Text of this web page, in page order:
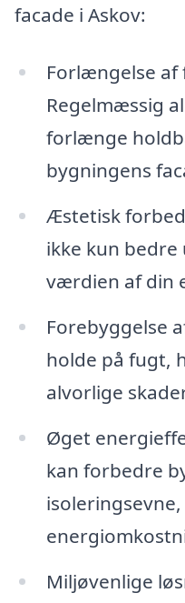
facade i Askov:
Forlængelse af
Regelmæssig
forlænge
bygningens
Æstetisk
ikke kun bedre
værdien af din
Forebyggelse
holde på fugt,
alvorlige
Øget
kan forbedre
Miljøvenlige